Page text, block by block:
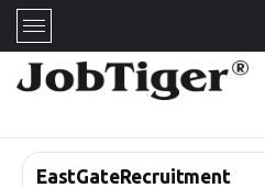
EastGateRecruitment